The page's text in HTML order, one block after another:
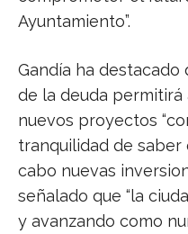
Ayuntamiento”.
Gandía ha
de la deuda
nuevos proyectos
tranquilidad de
cabo nuevas
señalado que “la
y avanzando como